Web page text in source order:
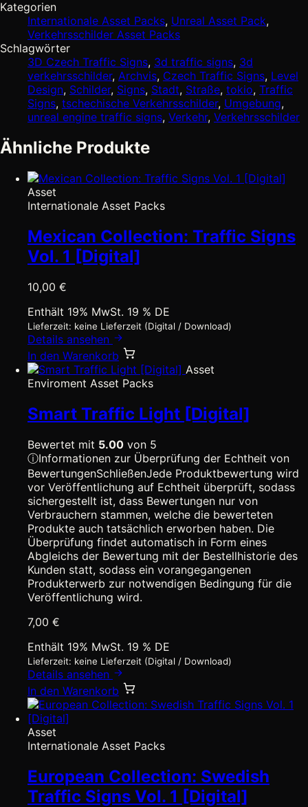
Kategorien
Internationale Asset Packs, Unreal Asset Pack,
Verkehrsschilder Asset Packs
Schlagwörter
3D Czech Traffic Signs, 3d traffic signs, 3d
verkehrsschilder, Archvis, Czech Traffic Signs, Level
Design, Schilder, Signs, Stadt, Straße, tokio, Traffic
Signs, tschechische Verkehrsschilder, Umgebung,
unreal engine traffic signs, Verkehr, Verkehrsschilder
Ähnliche Produkte
Asset
Internationale Asset Packs
Mexican Collection: Traffic Signs
Vol. 1 [Digital]
10,00 €
Enthält 19% MwSt. 19 % DE
Lieferzeit: keine Lieferzeit (Digital / Download)
Details ansehen
In den Warenkorb
Asset
Enviroment Asset Packs
Smart Traffic Light [Digital]
Bewertet mit 5.00 von 5
ⓘInformationen zur Überprüfung der Echtheit von
BewertungenSchließenJede Produktbewertung wird
vor Veröffentlichung auf Echtheit überprüft, sodass
sichergestellt ist, dass Bewertungen nur von
Verbrauchern stammen, welche die bewerteten
Produkte auch tatsächlich erworben haben. Die
Überprüfung findet automatisch in Form eines
Abgleichs der Bewertung mit der Bestellhistorie des
Kunden statt, sodass ein vorangegangenen
Produkterwerb zur notwendigen Bedingung für die
Veröffentlichung wird.
7,00 €
Enthält 19% MwSt. 19 % DE
Lieferzeit: keine Lieferzeit (Digital / Download)
Details ansehen
In den Warenkorb
Asset
Internationale Asset Packs
European Collection: Swedish
Traffic Signs Vol. 1 [Digital]